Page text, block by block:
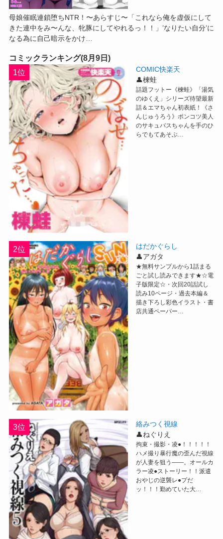
母娘催眠連鎖堕ちNTR！〜あらすじ〜「これなら俺を虚仮にして
きた連中をみ〜んな、牝豚にしてやれるっ！！」’なりたい自分’に
なる為に自己暗示をかけ…
コミックランキング(8月9日)
1位
COMIC快楽天
👤楝蛙
話題フットー《楝蛙》「湯気
のゆくえ」シリーズ待望最新
話＆エマちゃん初表紙！《さ
んじゅうろう》ポンコツ美人
のサキュバスちゃんを手のひ
らでもてあそぶ…
2位
はだかぐらし
👤アガタ
★無料サンプルから1話まる
ごと試し読みできます★☆電
子版限定☆・次回20話試し
読み10ページ・過去本編＆
描き下ろし彩色イラスト・書
店共通ペーパー…
3位
絡みつく視線
👤ねぐりえ
拘束・撮影・凌●！！！！！
ハメ撮り暴行魔の歪んだ視線
が人妻を狙う――。オールカ
ラー凌●ストーリー！！派遣
おやじの逆襲レ●プだ
ッ！！！勤めていた大…